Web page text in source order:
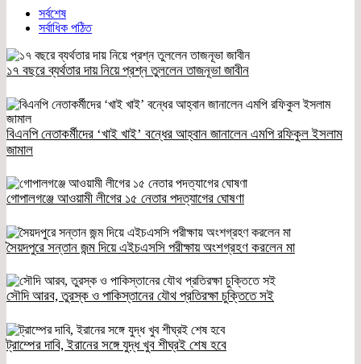
সর্বশেষ
সর্বাধিক পঠিত
১৭ বছরে ব্যর্থতার দায় নিয়ে প্রশ্ন তুললেন তাজনূভা জাবীন
বিএনপি নেতাকর্মীদের ‘খাই খাই’ বন্ধের আহ্বান জানালেন এমপি রফিকুল ইসলাম
জামাল
গোপালগঞ্জে আওয়ামী লীগের ১৫ নেতার পদত্যাগের ঘোষণা
সৈয়দপুরে সন্তান জন্ম দিয়ে এইচএসসি পরীক্ষায় অংশগ্রহণ করলেন মা
সৌদি আরব, তুরস্ক ও পাকিস্তানের যৌথ প্রতিরক্ষা চুক্তিতে সই
ট্রাম্পের দাবি, ইরানের সঙ্গে যুদ্ধ খুব শীঘ্রই শেষ হবে